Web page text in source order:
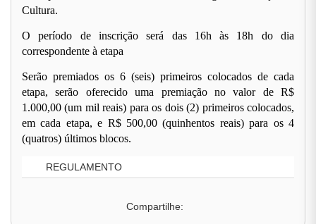
Cultura.
O período de inscrição será das 16h às 18h do dia
correspondente à etapa
Serão premiados os 6 (seis) primeiros colocados de cada
etapa, serão oferecido uma premiação no valor de R$
1.000,00 (um mil reais) para os dois (2) primeiros colocados,
em cada etapa, e R$ 500,00 (quinhentos reais) para os 4
(quatros) últimos blocos.
REGULAMENTO
Compartilhe: